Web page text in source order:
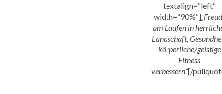
textalign=“left“
width=“90%“]
am Laufen in
Landschaft,
körperliche/geistige
Fitness
verbessern“[/